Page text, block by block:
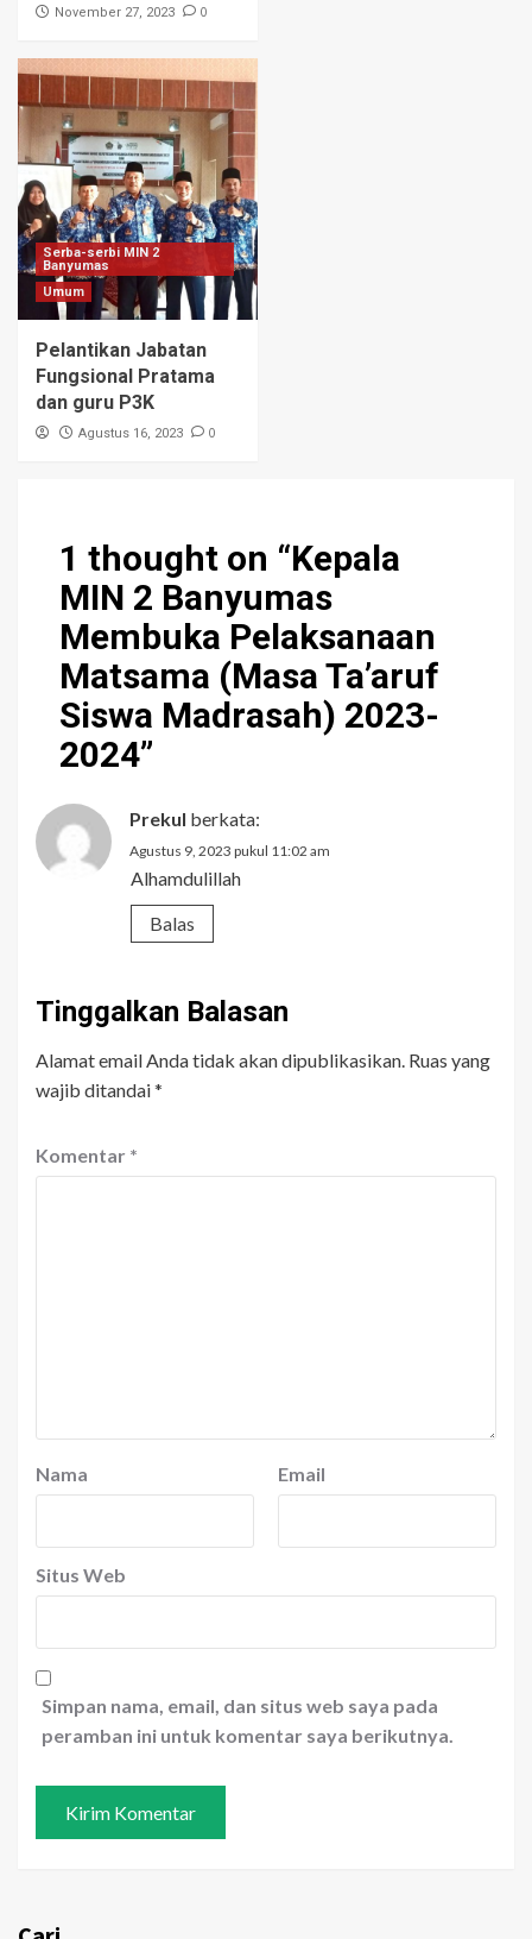
November 27, 2023 0
Serba-serbi MIN 2
Banyumas
Umum
Pelantikan Jabatan
Fungsional Pratama
dan guru P3K
Agustus 16, 2023 0
1 thought on “Kepala
MIN 2 Banyumas
Membuka Pelaksanaan
Matsama (Masa Ta’aruf
Siswa Madrasah) 2023-
2024”
Prekul berkata:
Agustus 9, 2023 pukul 11:02 am
Alhamdulillah
Balas
Tinggalkan Balasan
Alamat email Anda tidak akan dipublikasikan. Ruas yang
wajib ditandai*
Komentar *
Nama Email
Situs Web
Simpan nama, email, dan situs web saya pada
peramban ini untuk komentar saya berikutnya.